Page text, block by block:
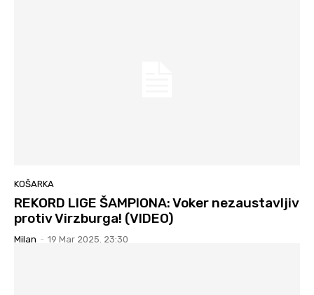
KOŠARKA
REKORD LIGE ŠAMPIONA: Voker nezaustavljiv
protiv Virzburga! (VIDEO)
Milan - 19 Mar 2025. 23:30